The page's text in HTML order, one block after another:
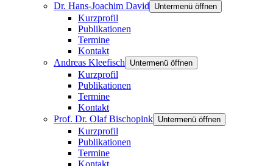
Dr. Hans-Joachim David
Untermenü öffnen
Kurzprofil
Publikationen
Termine
Kontakt
Andreas Kleefisch
Untermenü öffnen
Kurzprofil
Publikationen
Termine
Kontakt
Prof. Dr. Olaf Bischopink Untermenü öffnen
Kurzprofil
Publikationen
Termine
Kontakt